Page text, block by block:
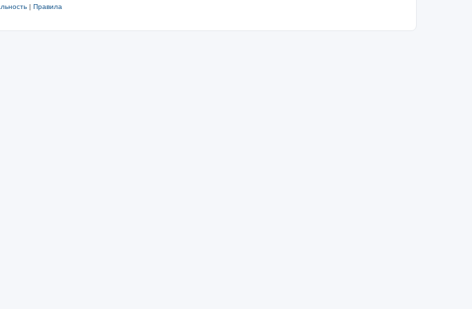
| Правила